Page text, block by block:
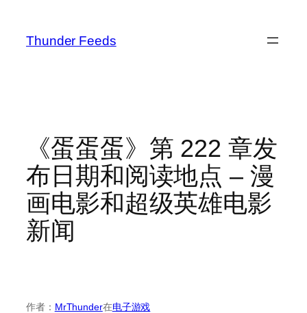
Thunder Feeds
《蛋蛋蛋》第 222 章发
布日期和阅读地点 – 漫
画电影和超级英雄电影
新闻
作者： MrThunder在电子游戏